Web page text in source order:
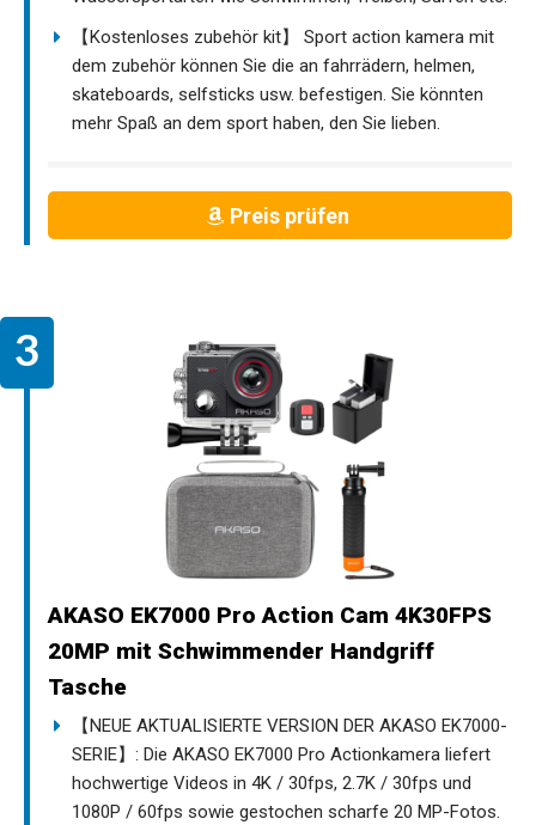
【Kostenloses zubehör kit】 Sport action kamera mit
dem zubehör können Sie die an fahrrädern, helmen,
skateboards, selfsticks usw. befestigen. Sie könnten
mehr Spaß an dem sport haben, den Sie lieben.
Preis prüfen
AKASO EK7000 Pro Action Cam 4K30FPS
20MP mit Schwimmender Handgriff
Tasche
【NEUE AKTUALISIERTE VERSION DER AKASO EK7000-
SERIE】: Die AKASO EK7000 Pro Actionkamera liefert
hochwertige Videos in 4K / 30fps, 2.7K / 30fps und
1080P / 60fps sowie gestochen scharfe 20 MP-Fotos.